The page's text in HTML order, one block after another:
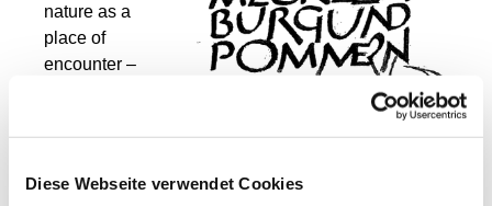
Diese Webseite verwendet Cookies
nature as a
place of
encounter –
with the world.
together and explore creation in all its facets. The